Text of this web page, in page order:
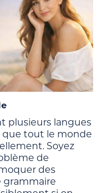
plusieurs langues
que tout le monde
Soyez
de
des
grammaire